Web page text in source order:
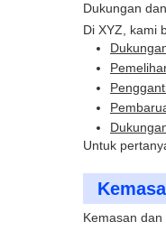
Dukungan
Di XYZ, kami
Untuk
Kemasan dan